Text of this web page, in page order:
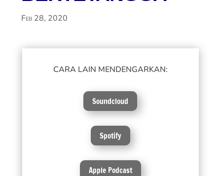
Feb 28, 2020
CARA LAIN MENDENGARKAN:
Soundcloud
Spotify
Apple Podcast